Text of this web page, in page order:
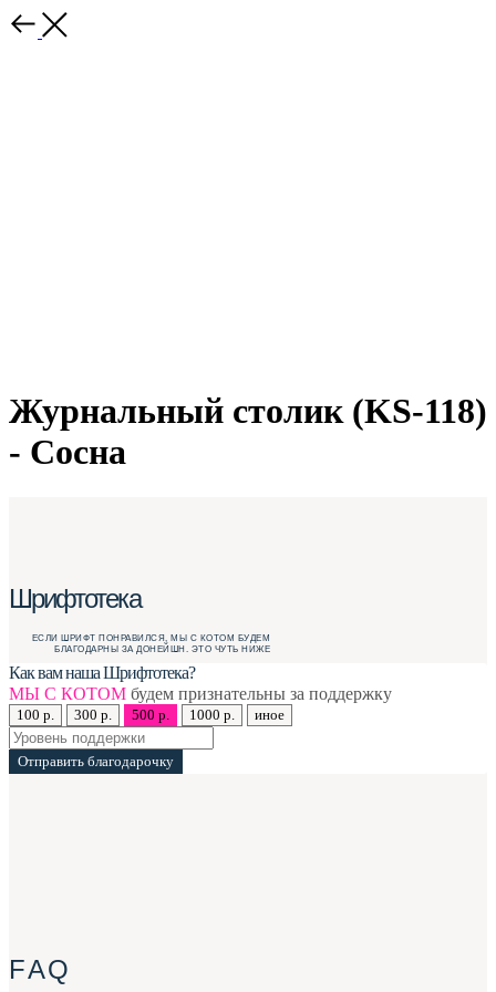
Журнальный столик (KS-118)
- Сосна
Шрифтотека
ЕСЛИ ШРИФТ ПОНРАВИЛСЯ, МЫ С КОТОМ БУДЕМ
БЛАГОДАРНЫ ЗА ДОНЕЙШН. ЭТО ЧУТЬ НИЖЕ
Как вам наша Шрифтотека?
МЫ С КОТОМ будем признательны за поддержку
100 р. 300 р. 500 р. 1000 р. иное
Отправить благодарочку
F A Q